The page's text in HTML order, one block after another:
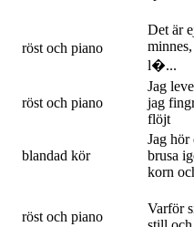
röst och piano
Det är
l�...
röst och piano
Jag
jag
flöjt
blandad kör
Jag hör
brusa
korn
röst och piano
Varför